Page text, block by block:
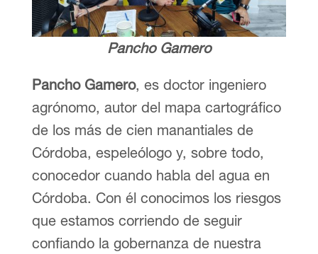
Pancho Gamero
Pancho Gamero, es doctor ingeniero
agrónomo, autor del mapa cartográfico
de los más de cien manantiales de
Córdoba, espeleólogo y, sobre todo,
conocedor cuando habla del agua en
Córdoba. Con él conocimos los riesgos
que estamos corriendo de seguir
confiando la gobernanza de nuestra